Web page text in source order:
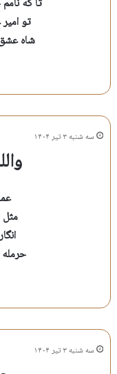
تا که
تو
شاه
سه شنبه ۳ تیر ۱۴۰۴
سه شنبه ۳ تیر ۱۴۰۴